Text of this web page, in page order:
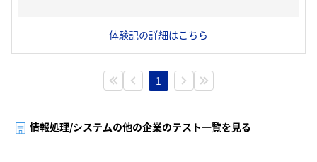
体験記の詳細はこちら
1
情報処理/システムの他の企業のテスト一覧を見る